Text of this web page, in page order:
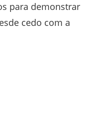
para demonstrar
cedo com a